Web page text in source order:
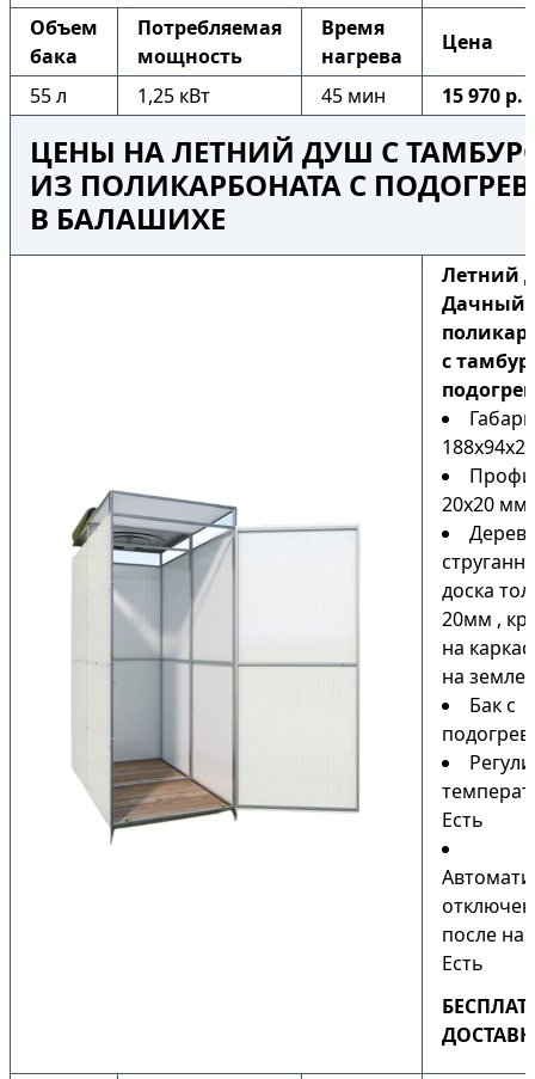
Объем
бака
Потребляемая
мощность
Время
нагрева
Цена
55 л 1,25 кВт 45 мин 15 970 р.
ЦЕНЫ НА ЛЕТНИЙ ДУШ С
ИЗ ПОЛИКАРБОНАТА С
В БАЛАШИХЕ
Летний
Дачный
с
20х20 мм
доска
20мм ,
на
на земле)
Бак с
Есть
после
Есть